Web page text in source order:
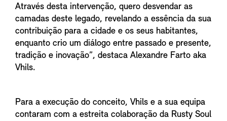
Através desta intervenção, quero desvendar as
camadas deste legado, revelando a essência da sua
contribuição para a cidade e os seus habitantes,
enquanto crio um diálogo entre passado e presente,
tradição e inovação”, destaca Alexandre Farto aka
Vhils.
Para a execução do conceito, Vhils e a sua equipa
contaram com a estreita colaboração da Rusty Soul